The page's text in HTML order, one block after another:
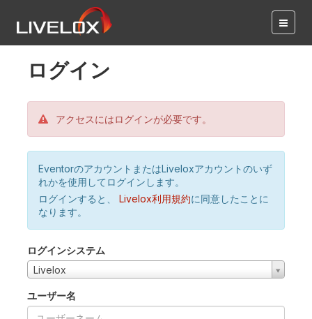
ログイン
アクセスにはログインが必要です。
EventorのアカウントまたはLiveloxアカウントのいず
れかを使用してログインします。
ログインすると、
Livelox利用規約に同意したことに
なります。
ログインシステム
Livelox
ユーザー名